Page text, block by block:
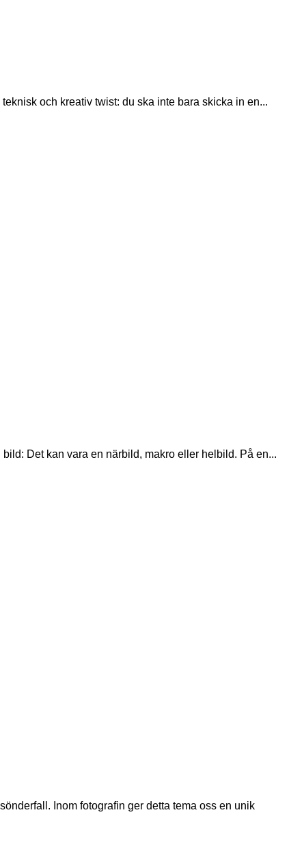
och kreativ twist: du ska inte bara skicka in en...
Det kan vara en närbild, makro eller helbild. På en...
Inom fotografin ger detta tema oss en unik